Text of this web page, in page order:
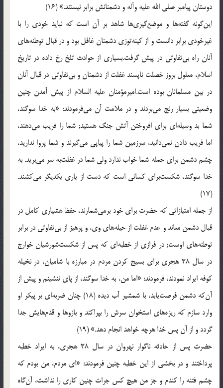
دوستان پیامبر صلی الله علیه وآله و دشمنانش برابر نیستند.» (16)
این‌گونه گفته‌ها و موضع‌گیری‌ها شاهد بر آن است كه نباید خودی را با
غیرخودی برابر دانست و از كینه‌توزی دشمنان غافل بود و در قبال توطئه‌های
آنان راه بی‌تفاوتی در پیش گرفت.بسیاری از حوادث تلخ رخ داده در تاریخ
اسلام، معلول بروز خصلت ناپسند غفلت از دشمنان و بی‌تفاوتی در قبال آنان
در بین مسلمانان بوده است.امیرمؤمنان علیه السلام از پیش آمدن چنین
وضعیتی بسیار رنج می‌بردند و در ملامت آن می‌فرمودند: «به خدا سوگند،
شما بد وسیله‌ای برای افروختن آتش جنگ هستید; شما را فریب می‌دهند،
اما فریب دادن نمی‌دانید، سرزمین شما را پیاپی می‌گیرند و شما پروا ندارید،
چشم دشمن برای حمله شما خواب ندارد ولی شما در غفلت‌به سر می‌برید. به
خدا سوگند، شكست‌برای كسانی است كه دست از یاری یكدیگر می‌كشند.
(17)
از جمله امتیازاتی كه حضرت برای خود برمی‌شمارند، حفظ هشیاری كامل در
قبال دشمن معاند و عدم غفلت از حیله‌های وی، و پرهیز از بی‌تفاوتی در برابر
توطئه‌های اوست; در فرازی از خطبه‌ای كه پس از شكست‌شورشیان خوارج
در سال 38 هجری برای بسیج كردن مردم در مبارزه با شامیان، در نخیله
كوفه ایراد نمودند، فرمودند: «اما من، به خدا سوگند، از پای ننشینم و پیش از
آن‌كه دشمن فرصت‌یابد، با شمشیر آب دیده (18) چنان ضربه‌ای بر پیكر او
وارد سازم كه ریزه‌های استخوان سرش را بپراكند و بازوها و قدم‌هایش جدا
گردد و از آن پس خدا هرچه خواهد انجام دهد.» (19)
حضرت پس از حادثه ناگوار نهروان در سال 38 هجری، به ایراد خطبه
پرداختند و در بخشی از این خطبه چنین فرمودند: «ای مردم، من بودم كه
چشم فتنه را كندم و جز من هیچ كس جرات چنین كاری را نداشت، آن‌گاه